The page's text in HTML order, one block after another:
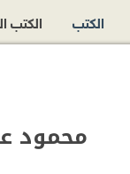
محمود
الكتب الكتب